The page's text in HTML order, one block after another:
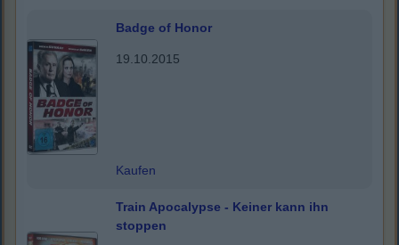
Badge of Honor
19.10.2015
Kaufen
Train Apocalypse - Keiner kann ihn
stoppen